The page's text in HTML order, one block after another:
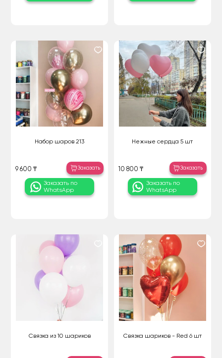
Набор шаров 213
9 600 ₸ Заказать
Заказать по
WhatsApp
Нежные сердца 5 шт
10 800 ₸ Заказать
Заказать по
WhatsApp
Связка из 10 шариков Связка шариков - Red 6 шт